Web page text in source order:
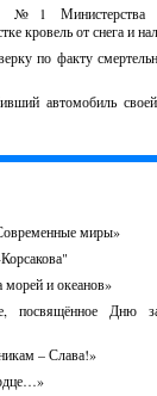
№1 Министерства
кровель от снега и
по факту
автомобиль
миры»
морей и океанов»
посвящённое Дню
– Слава!»